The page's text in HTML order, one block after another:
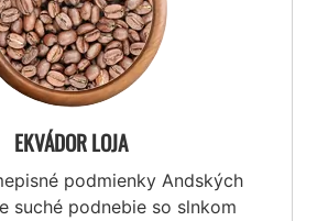
EKVÁDOR LOJA
podmienky Andských
suché podnebie so slnkom